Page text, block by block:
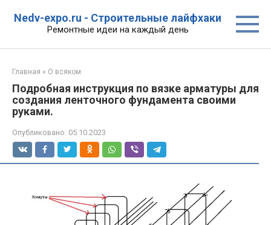
Nedv-expo.ru - Строительные лайфхаки
Ремонтные идеи на каждый день
Главная » О всяком
Подробная инструкция по вязке арматуры для
создания ленточного фундамента своими
руками.
Опубликовано: 05.10.2023